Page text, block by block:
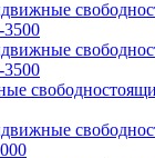
3500